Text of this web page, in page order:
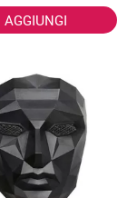
AGGIUNGI